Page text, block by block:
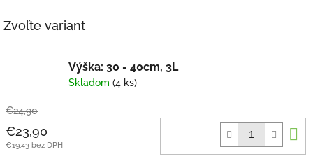
Zvoľte variant
Výška: 30 - 40cm, 3L
Skladom (4 ks)
€24,90
€23,90
€19,43 bez DPH